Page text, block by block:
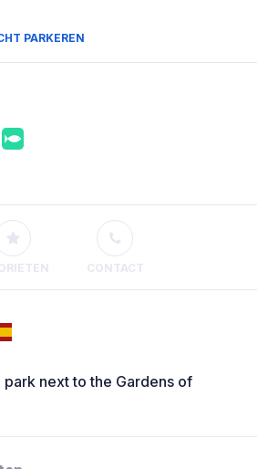
PARKEREN
CONTACT
next to the Gardens of